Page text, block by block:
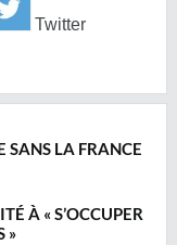
Twitter
SANS LA FRANCE
À « S’OCCUPER
»